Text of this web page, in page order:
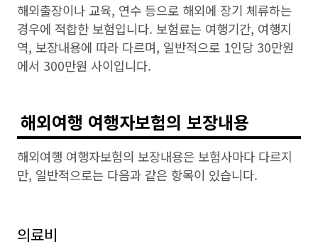
해외출장이나 교육, 연수 등으로 해외에 장기 체류하는
경우에 적합한 보험입니다. 보험료는 여행기간, 여행지
역, 보장내용에 따라 다르며, 일반적으로 1인당 30만원
에서 300만원 사이입니다.
해외여행 여행자보험의 보장내용
해외여행 여행자보험의 보장내용은 보험사마다 다르지
만, 일반적으로는 다음과 같은 항목이 있습니다.
의료비